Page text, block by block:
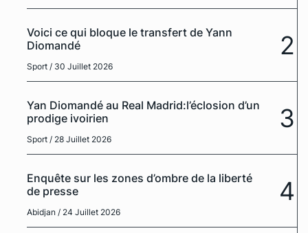
Voici ce qui bloque le transfert de Yann
Diomandé
Sport / 30 Juillet 2026
2
Yan Diomandé au Real Madrid:l’éclosion d’un
prodige ivoirien
Sport / 28 Juillet 2026
3
Enquête sur les zones d’ombre de la liberté
de presse
Abidjan / 24 Juillet 2026
4